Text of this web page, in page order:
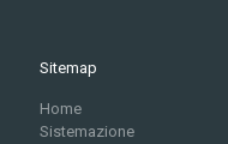
Sitemap
Home
Sistemazione